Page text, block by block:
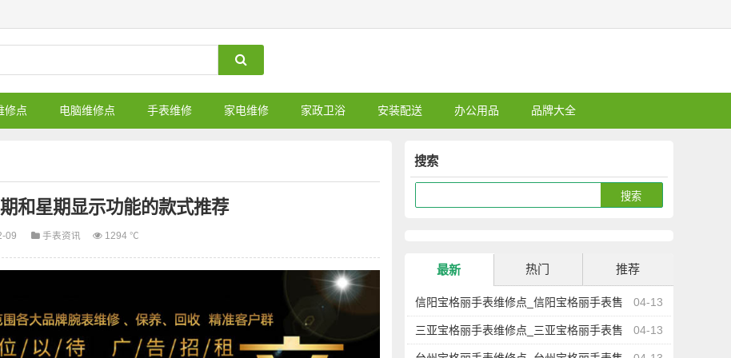
修点 电脑维修点 手表维修 家电维修 家政卫浴 安装配送 办公用品 品牌大全
和星期显示功能的款式推荐
09 手表资讯 1294 ℃
搜索
最新 热门 推荐
04-13
信阳宝格丽手表维修点_信阳宝格丽手表售
后服务中心地址查询 04-13
三亚宝格丽手表维修点_三亚宝格丽手表售